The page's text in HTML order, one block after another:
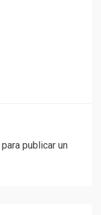
para publicar un